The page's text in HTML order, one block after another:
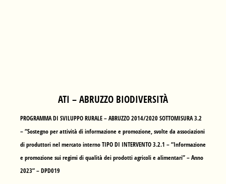
ATI – ABRUZZO BIODIVERSITÀ
PROGRAMMA DI SVILUPPO RURALE – ABRUZZO 2014/2020 SOTTOMISURA 3.2
– “Sostegno per attività di informazione e promozione, svolte da associazioni
di produttori nel mercato interno TIPO DI INTERVENTO 3.2.1 – “Informazione
e promozione sui regimi di qualità dei prodotti agricoli e alimentari” – Anno
2023” – DPD019